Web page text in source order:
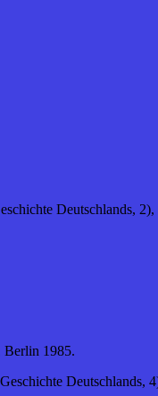
Deutschlands,
Berlin 1985.
Deutschlands,